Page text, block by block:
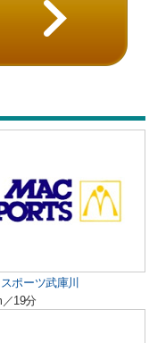
ポーツ武庫川
19分